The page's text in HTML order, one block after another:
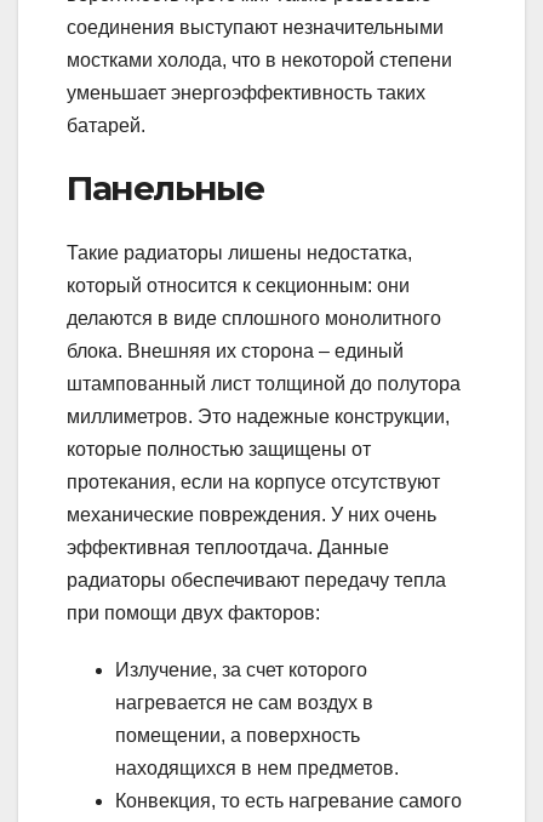
соединения выступают незначительными
мостками холода, что в некоторой степени
уменьшает энергоэффективность таких
батарей.
Панельные
Такие радиаторы лишены недостатка,
который относится к секционным: они
делаются в виде сплошного монолитного
блока. Внешняя их сторона – единый
штампованный лист толщиной до полутора
миллиметров. Это надежные конструкции,
которые полностью защищены от
протекания, если на корпусе отсутствуют
механические повреждения. У них очень
эффективная теплоотдача. Данные
радиаторы обеспечивают передачу тепла
при помощи двух факторов:
Излучение, за счет которого
нагревается не сам воздух в
помещении, а поверхность
находящихся в нем предметов.
Конвекция, то есть нагревание самого